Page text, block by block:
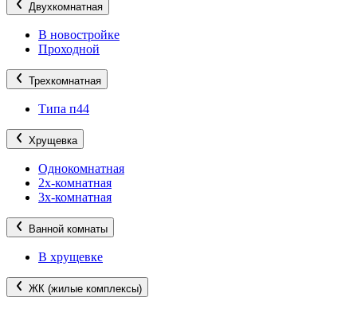
Двухкомнатная
В новостройке
Проходной
Трехкомнатная
Типа п44
Хрущевка
Однокомнатная
2х-комнатная
3х-комнатная
Ванной комнаты
В хрущевке
ЖК (жилые комплексы)